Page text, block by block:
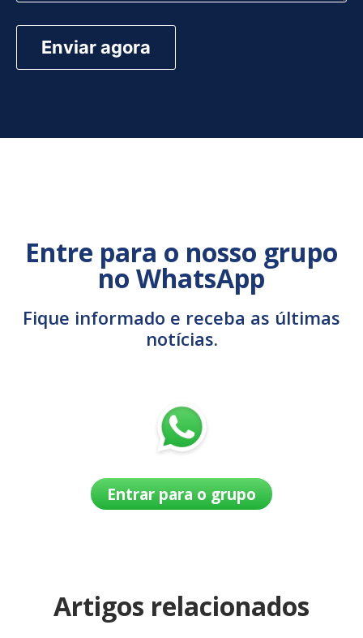
Entre para o nosso grupo
no WhatsApp
Fique informado e receba as últimas
notícias.
Entrar para o grupo
Artigos relacionados